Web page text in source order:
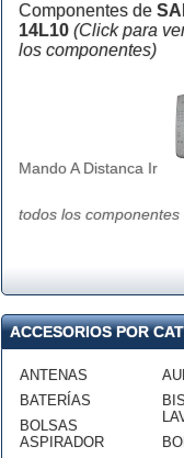
Componentes de
14L10 (Click para
los componentes)
Mando A Distanca Ir
todos los componentes
ACCESORIOS POR
ANTENAS
BATERÍAS
BOLSAS
ASPIRADOR